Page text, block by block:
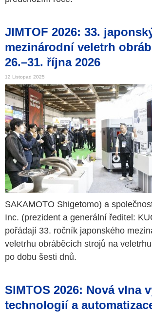
JIMTOF 2026: 33.
mezinárodní veletrh
26.–31. října 2026
12 Listopad 2025
SAKAMOTO Shigetomo) a
Inc. (prezident a generální ředitel:
pořádají 33. ročník japonského
veletrhu obráběcích strojů na
po dobu šesti dnů.
SIMTOS 2026: Nová vlna
technologií a